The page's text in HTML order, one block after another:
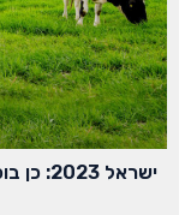
ישראל 2023: כן בוכים על חלב שנשפך, ובצדק